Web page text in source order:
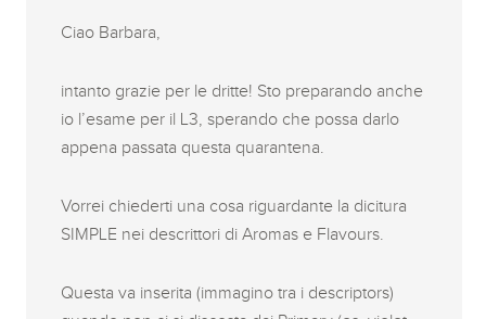
Ciao Barbara,
intanto grazie per le dritte! Sto preparando anche
io l’esame per il L3, sperando che possa darlo
appena passata questa quarantena.
Vorrei chiederti una cosa riguardante la dicitura
SIMPLE nei descrittori di Aromas e Flavours.
Questa va inserita (immagino tra i descriptors)